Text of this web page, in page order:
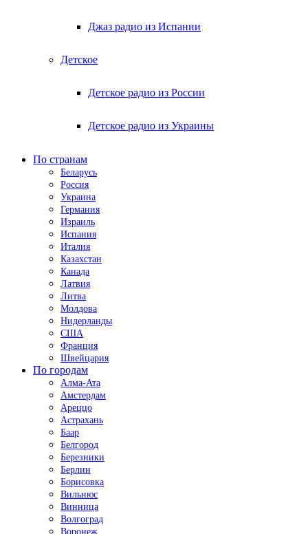
Джаз радио из Испании
Детское
Детское радио из России
Детское радио из Украины
По странам
Беларусь
Россия
Украина
Германия
Израиль
Испания
Италия
Казахстан
Канада
Латвия
Литва
Молдова
Нидерланды
США
Франция
Швейцария
По городам
Алма-Ата
Амстердам
Ареццо
Астрахань
Баар
Белгород
Березники
Берлин
Борисовка
Вильнюс
Винница
Волгоград
Воронеж